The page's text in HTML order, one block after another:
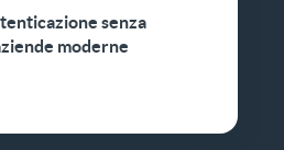
senza
moderne